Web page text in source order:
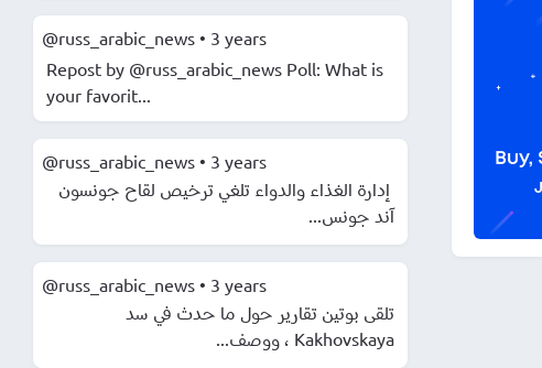
@russ_arabic_news • 3 years
Repost by @russ_arabic_news Poll: What is
your favorit...
@russ_arabic_news • 3 years
️ إدارة الغذاء والدواء تلغي ترخيص لقاح جونسون
آند جونس...
@russ_arabic_news • 3 years
️تلقى بوتين تقارير حول ما حدث في سد
Kakhovskaya ، ووصف...